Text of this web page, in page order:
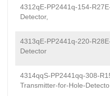
4312qE-PP2441q-154-
Detector,
4313qE-PP2441q-220-
Detector
4314qqS-PP2441qq-308-
Transmitter-for-Hole-Detecto